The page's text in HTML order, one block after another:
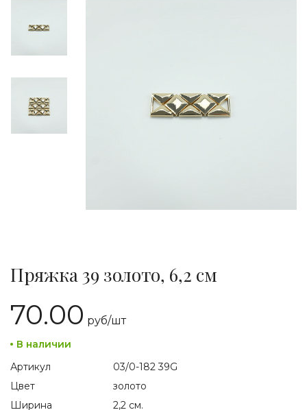
Пряжка 39 золото, 6,2 см
70.00 руб/шт
В наличии
Артикул
03/0-182 39G
Цвет
золото
Ширина
2,2 см.